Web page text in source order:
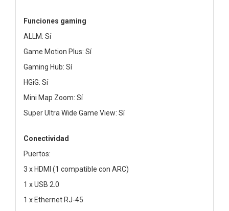
Funciones gaming
ALLM: Sí
Game Motion Plus: Sí
Gaming Hub: Sí
HGiG: Sí
Mini Map Zoom: Sí
Super Ultra Wide Game View: Sí
Conectividad
Puertos:
3 x HDMI (1 compatible con ARC)
1 x USB 2.0
1 x Ethernet RJ-45